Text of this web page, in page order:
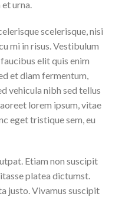
urna.
scelerisque, nisi
mi in risus. Vestibulum
elit quis enim
et diam fermentum,
vehicula nibh sed tellus
lorem ipsum, vitae
eget tristique sem, eu
Etiam non suscipit
platea dictumst.
justo. Vivamus suscipit